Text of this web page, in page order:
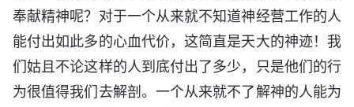
奉献精神呢？对于一个从来就不知道神经营工作的人
能付出如此多的心血代价，这简直是天大的神迹！我
们姑且不论这样的人到底付出了多少，只是他们的行
为很值得我们去解剖。一个从来就不了解神的人能为